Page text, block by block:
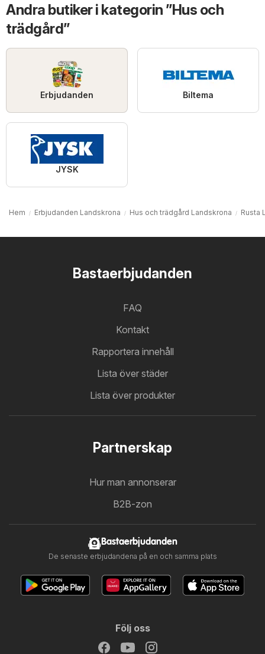
Andra butiker i kategorin ”Hus och
trädgård”
Erbjudanden Biltema
JYSK
Hem Erbjudanden Landskrona Hus och trädgård Landskrona Rusta
Bastaerbjudanden
FAQ
Kontakt
Rapportera innehåll
Lista över städer
Lista över produkter
Partnerskap
Hur man annonserar
B2B-zon
Bastaerbjudanden
De senaste erbjudandena på en och samma plats
Följ oss